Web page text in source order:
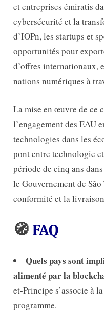
et entreprises émiratis
cybersécurité et la
d’IOPn, les startups et
opportunités pour
d’offres internationaux,
nations numériques à
La mise en œuvre de ce
l’engagement des EAU
technologies dans les
pont entre technologie
période de cinq ans
le Gouvernement de
conformité et la
🧭 FAQ
Quels pays sont
alimenté par la
et-Principe s’associe à
programme.